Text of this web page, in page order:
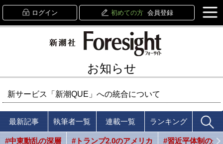
ログイン 初めての方 会員登録
お知らせ
新サービス「新潮QUE」への統合について
最新記事 執筆者一覧 連載一覧 ランキング
#中東動乱の深層 #トランプ2.0のアメリカ #習近平体制の光